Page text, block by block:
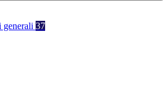
generali 37